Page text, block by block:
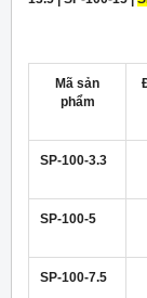
Mã sản
phẩm
SP-100-3.3
SP-100-5
SP-100-7.5